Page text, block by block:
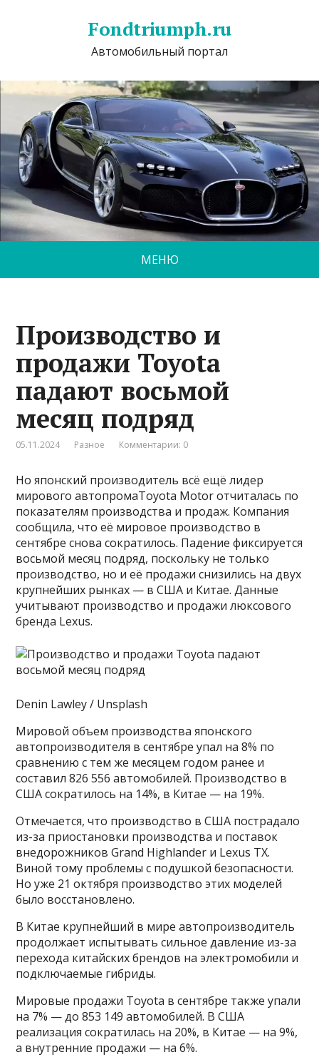
Fondtriumph.ru
Автомобильный портал
МЕНЮ
Производство и
продажи Toyota
падают восьмой
месяц подряд
05.11.2024 Разное Комментарии: 0
Но японский производитель всё ещё лидер
мирового автопромаToyota Motor отчиталась по
показателям производства и продаж. Компания
сообщила, что её мировое производство в
сентябре снова сократилось. Падение фиксируется
восьмой месяц подряд, поскольку не только
производство, но и её продажи снизились на двух
крупнейших рынках — в США и Китае. Данные
учитывают производство и продажи люксового
бренда Lexus.
Denin Lawley / Unsplash
Мировой объем производства японского
автопроизводителя в сентябре упал на 8% по
сравнению с тем же месяцем годом ранее и
составил 826 556 автомобилей. Производство в
США сократилось на 14%, в Китае — на 19%.
Отмечается, что производство в США пострадало
из-за приостановки производства и поставок
внедорожников Grand Highlander и Lexus TX.
Виной тому проблемы с подушкой безопасности.
Но уже 21 октября производство этих моделей
было восстановлено.
В Китае крупнейший в мире автопроизводитель
продолжает испытывать сильное давление из-за
перехода китайских брендов на электромобили и
подключаемые гибриды.
Мировые продажи Toyota в сентябре также упали
на 7% — до 853 149 автомобилей. В США
реализация сократилась на 20%, в Китае — на 9%,
а внутренние продажи — на 6%.